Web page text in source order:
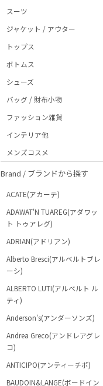
スーツ
ジャケット / アウター
トップス
ボトムス
シューズ
バッグ / 財布小物
ファッション雑貨
インテリア他
メンズコスメ
Brand / ブランドから探す
ACATE(アカーテ)
ADAWAT'N TUAREG(アダワッ
ト トゥアレグ)
ADRIAN(アドリアン)
Alberto Bresci(アルベルトブレ
ーシ)
ALBERTO LUTI(アルベルト ル
ティ)
Anderson's(アンダーソンズ)
Andrea Greco(アンドレアグレ
コ)
ANTICIPO(アンティーチポ)
BAUDOIN&LANGE(ボードイン